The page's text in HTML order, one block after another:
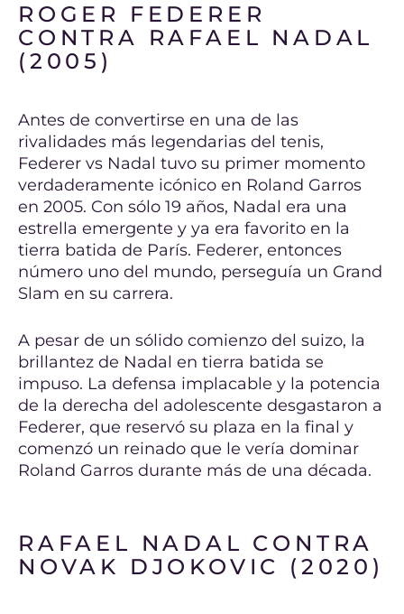
ROGER FEDERER
CONTRA RAFAEL NADAL
(2005)
Antes de convertirse en una de las
rivalidades más legendarias del tenis,
Federer vs Nadal tuvo su primer momento
verdaderamente icónico en Roland Garros
en 2005. Con sólo 19 años, Nadal era una
estrella emergente y ya era favorito en la
tierra batida de París. Federer, entonces
número uno del mundo, perseguía un Grand
Slam en su carrera.
A pesar de un sólido comienzo del suizo, la
brillantez de Nadal en tierra batida se
impuso. La defensa implacable y la potencia
de la derecha del adolescente desgastaron a
Federer, que reservó su plaza en la final y
comenzó un reinado que le vería dominar
Roland Garros durante más de una década.
RAFAEL NADAL CONTRA
NOVAK DJOKOVIC (2020)